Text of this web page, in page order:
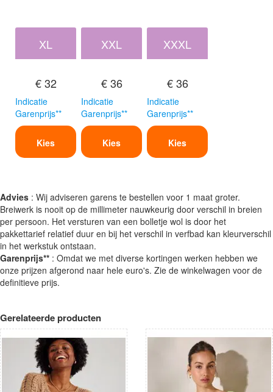
XL
€ 32
Indicatie
Garenprijs**
Kies
XXL
€ 36
Indicatie
Garenprijs**
Kies
XXXL
€ 36
Indicatie
Garenprijs**
Kies
Advies : Wij adviseren garens te bestellen voor 1 maat groter.
Breiwerk is nooit op de millimeter nauwkeurig door verschil in breien
per persoon. Het versturen van een bolletje wol is door het
pakkettarief relatief duur en bij het verschil in verfbad kan kleurverschil
in het werkstuk ontstaan.
Garenprijs** : Omdat we met diverse kortingen werken hebben we
onze prijzen afgerond naar hele euro's. Zie de winkelwagen voor de
definitieve prijs.
Gerelateerde producten